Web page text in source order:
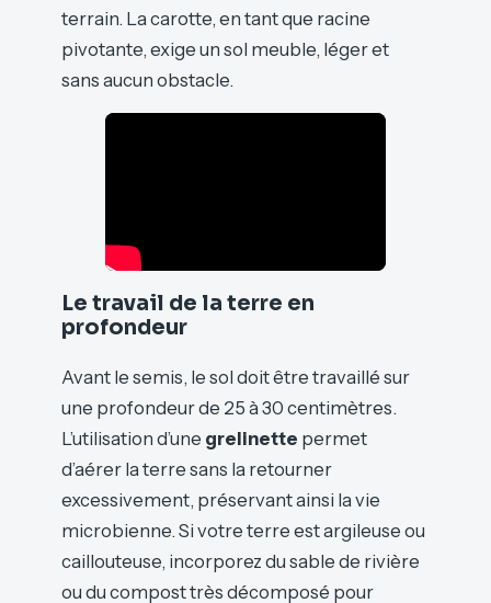
terrain. La carotte, en tant que racine
pivotante, exige un sol meuble, léger et
sans aucun obstacle.
Le travail de la terre en
profondeur
Avant le semis, le sol doit être travaillé sur
une profondeur de 25 à 30 centimètres.
L’utilisation d’une grelinette permet
d’aérer la terre sans la retourner
excessivement, préservant ainsi la vie
microbienne. Si votre terre est argileuse ou
caillouteuse, incorporez du sable de rivière
ou du compost très décomposé pour